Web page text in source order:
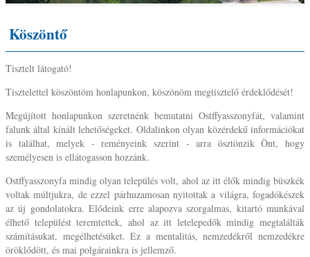
Köszöntő
Tisztelt látogató!
Tisztelettel köszöntöm honlapunkon, köszönöm megtisztelő érdeklődését!
Megújított honlapunkon szeretnénk bemutatni Ostffyasszonyfát, valamint
falunk által kínált lehetőségeket. Oldalinkon olyan közérdekű információkat
is találhat, melyek - reményeink szerint - arra ösztönzik Önt, hogy
személyesen is ellátogasson hozzánk.
Ostffyasszonyfa mindig olyan település volt, ahol az itt élők mindig büszkék
voltak múltjukra, de ezzel párhuzamosan nyitottak a világra, fogadókészek
az új gondolatokra. Elődeink erre alapozva szorgalmas, kitartó munkával
élhető települést teremtettek, ahol az itt letelepedők mindig megtalálták
számításukat, megélhetésüket. Ez a mentalitás, nemzedékről nemzedékre
öröklődött, és mai polgárainkra is jellemző.